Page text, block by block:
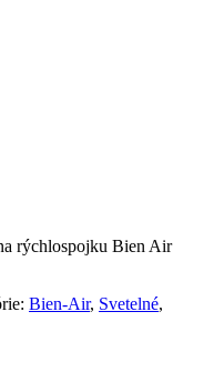
rýchlospojku Bien Air
Bien-Air, Svetelné,